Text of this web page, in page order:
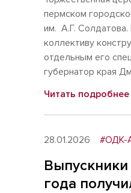
пермском
им. А.Г. Солдатова.
коллективу
отдельным его
губернатор края
Читать подробнее
28.01.2026 #ОДК-
года